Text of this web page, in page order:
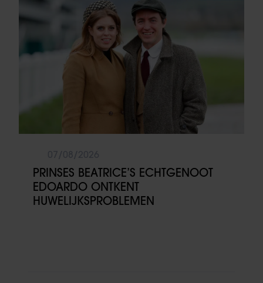
PRINSES BEATRICE’S ECHTGENOOT
EDOARDO ONTKENT
HUWELIJKSPROBLEMEN